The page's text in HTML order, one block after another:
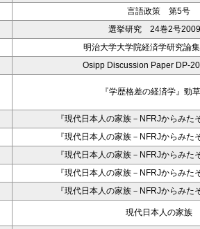
言語政策 第5号
選挙研究 24巻2号
明治大学大学院経済学研究論
Osipp Discussion Paper DP-
『学歴格差の経済学』勁
『現代日本人の家族－NFRJからみた
『現代日本人の家族－NFRJからみた
『現代日本人の家族－NFRJからみた
『現代日本人の家族－NFRJからみた
『現代日本人の家族－NFRJからみた
現代日本人の家族